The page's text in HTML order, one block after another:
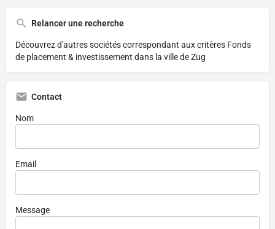
Relancer une recherche
Découvrez d'autres sociétés correspondant aux critères Fonds
de placement & investissement dans la ville de Zug
Contact
Nom
Email
Message